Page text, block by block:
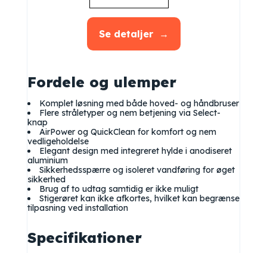
Fordele og ulemper
Komplet løsning med både hoved- og håndbruser
Flere stråletyper og nem betjening via Select-
knap
AirPower og QuickClean for komfort og nem
vedligeholdelse
Elegant design med integreret hylde i anodiseret
aluminium
Sikkerhedsspærre og isoleret vandføring for øget
sikkerhed
Brug af to udtag samtidig er ikke muligt
Stigerøret kan ikke afkortes, hvilket kan begrænse
tilpasning ved installation
Specifikationer
Se detaljer